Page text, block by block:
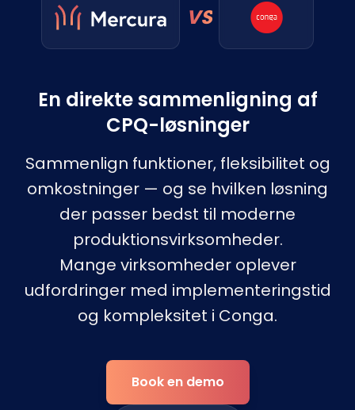
VS
En direkte sammenligning af
CPQ-løsninger
Sammenlign funktioner, fleksibilitet og
omkostninger — og se hvilken løsning
der passer bedst til moderne
produktionsvirksomheder.
Mange virksomheder oplever
udfordringer med implementeringstid
og kompleksitet i Conga.
Book en demo